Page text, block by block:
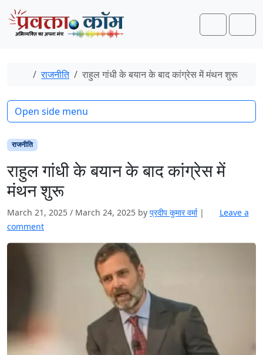
Skip to content
Skip to footer
Search
Home
राजनीति राहुल गांधी के बयान के बाद कांग्रेस में मंथन शुरू
राजनीति
राहुल गांधी के बयान के बाद कांग्रेस में
मंथन शुरू
March 21, 2025 / March 24, 2025 by प्रदीप कुमार वर्मा |
Leave a
comment
Open side menu